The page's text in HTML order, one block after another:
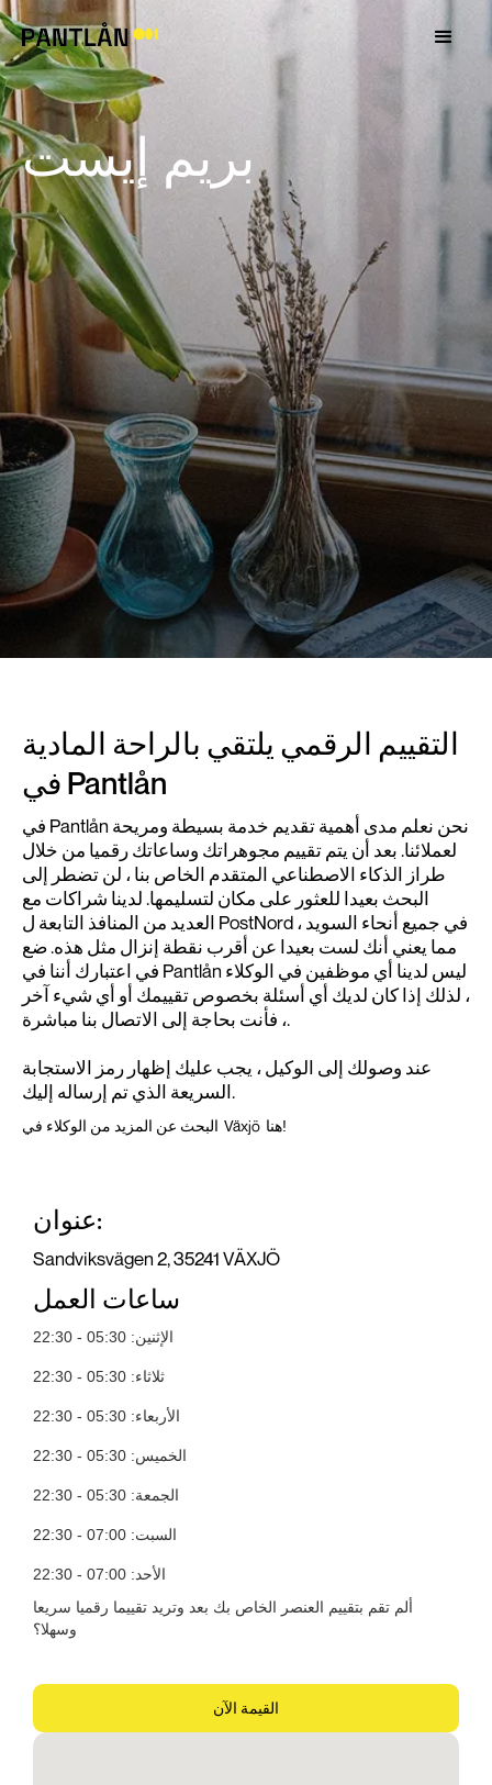
بريم إيست
التقييم الرقمي يلتقي بالراحة المادية
في Pantlån
في Pantlån نحن نعلم مدى أهمية تقديم خدمة بسيطة ومريحة
لعملائنا. بعد أن يتم تقييم مجوهراتك وساعاتك رقميا من خلال
طراز الذكاء الاصطناعي المتقدم الخاص بنا ، لن تضطر إلى
البحث بعيدا للعثور على مكان لتسليمها. لدينا شراكات مع
العديد من المنافذ التابعة ل PostNord في جميع أنحاء السويد ،
مما يعني أنك لست بعيدا عن أقرب نقطة إنزال مثل هذه. ضع
في اعتبارك أننا في Pantlån ليس لدينا أي موظفين في الوكلاء
، لذلك إذا كان لديك أي أسئلة بخصوص تقييمك أو أي شيء آخر
، فأنت بحاجة إلى الاتصال بنا مباشرة.
عند وصولك إلى الوكيل ، يجب عليك إظهار رمز الاستجابة
السريعة الذي تم إرساله إليك.
البحث عن المزيد من الوكلاء في Växjö هنا!
عنوان:
Sandviksvägen 2, 35241 VÄXJÖ
ساعات العمل
الإثنين: 05:30 - 22:30
ثلاثاء: 05:30 - 22:30
الأربعاء: 05:30 - 22:30
الخميس: 05:30 - 22:30
الجمعة: 05:30 - 22:30
السبت: 07:00 - 22:30
الأحد: 07:00 - 22:30
ألم تقم بتقييم العنصر الخاص بك بعد وتريد تقييما رقميا سريعا
القيمة الآن